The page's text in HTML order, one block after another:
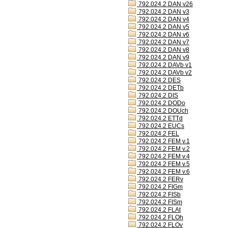
792.024.2 DAN v26
792.024.2 DAN v3
792.024.2 DAN v4
792.024.2 DAN v5
792.024.2 DAN v6
792.024.2 DAN v7
792.024.2 DAN v8
792.024.2 DAN v9
792.024.2 DAVb v1
792.024.2 DAVb v2
792.024.2 DES
792.024.2 DETb
792.024.2 DIS
792.024.2 DODo
792.024.2 DOUch
792.024.2 ETTd
792.024.2 EUCs
792.024.2 FEL
792.024.2 FEM v.1
792.024.2 FEM v.2
792.024.2 FEM v.4
792.024.2 FEM v.5
792.024.2 FEM v.6
792.024.2 FERv
792.024.2 FIGm
792.024.2 FISb
792.024.2 FISm
792.024.2 FLAt
792.024.2 FLOh
792.024.2 FLOv